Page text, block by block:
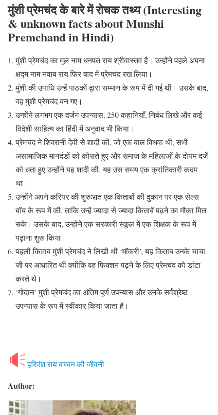
मुंशी प्रेमचंद के बारे में रोचक तथ्य (Interesting
& unknown facts about Munshi
Premchand in Hindi)
मुंशी प्रेमचंद का मूल नाम धनपत राय श्रीवास्तव है। उन्होंने पहले अपना
क्षद्म नाम नवाब राय फिर बाद में प्रेमचंद रख लिया।
मुंशी की उपाधि उन्हें पाठकों द्वारा सम्मान के रूप में दी गई थी। उसके बाद,
वह मुंशी प्रेमचंद बन गए।
उन्होंने लगभग एक दर्जन उपन्यास, 250 कहानियाँ, निबंध लिखे और कई
विदेशी साहित्य का हिंदी में अनुवाद भी किया।
प्रेमचंद ने शिवरानी देवी से शादी की, जो एक बाल विधवा थीं, सभी
असामाजिक मानदंडों को कोसते हुए और समाज के महिलाओं के दोयम दर्जे
को धता हुए उन्होंने यह शादी की. यह उस समय एक क्रांतिकारी कदम
था।
उन्होंने अपने करियर की शुरुआत एक किताबों की दुकान पर एक सेल्स
बॉय के रूप में की, ताकि उन्हें ज्यादा से ज्यादा किताबें पढ़ने का मौका मिल
सके। उसके बाद, उन्होंने एक सरकारी स्कूल में एक शिक्षक के रूप में
पढ़ाना शुरू किया।
पहली किताब मुंशी प्रेमचंद ने लिखी थी ‘मॉकरी’, यह किताब उनके चाचा
जी पर आधारित थी क्योंकि वह फिक्शन पढ़ने के लिए प्रेमचंद को डांटा
करते थे।
‘गोदान’ मुंशी प्रेमचंद का अंतिम पूर्ण उपन्यास और उनके सर्वश्रेष्ठ
उपन्यास के रूप में स्वीकार किया जाता है।
हरिवंश राय बच्चन की जीवनी
Author: